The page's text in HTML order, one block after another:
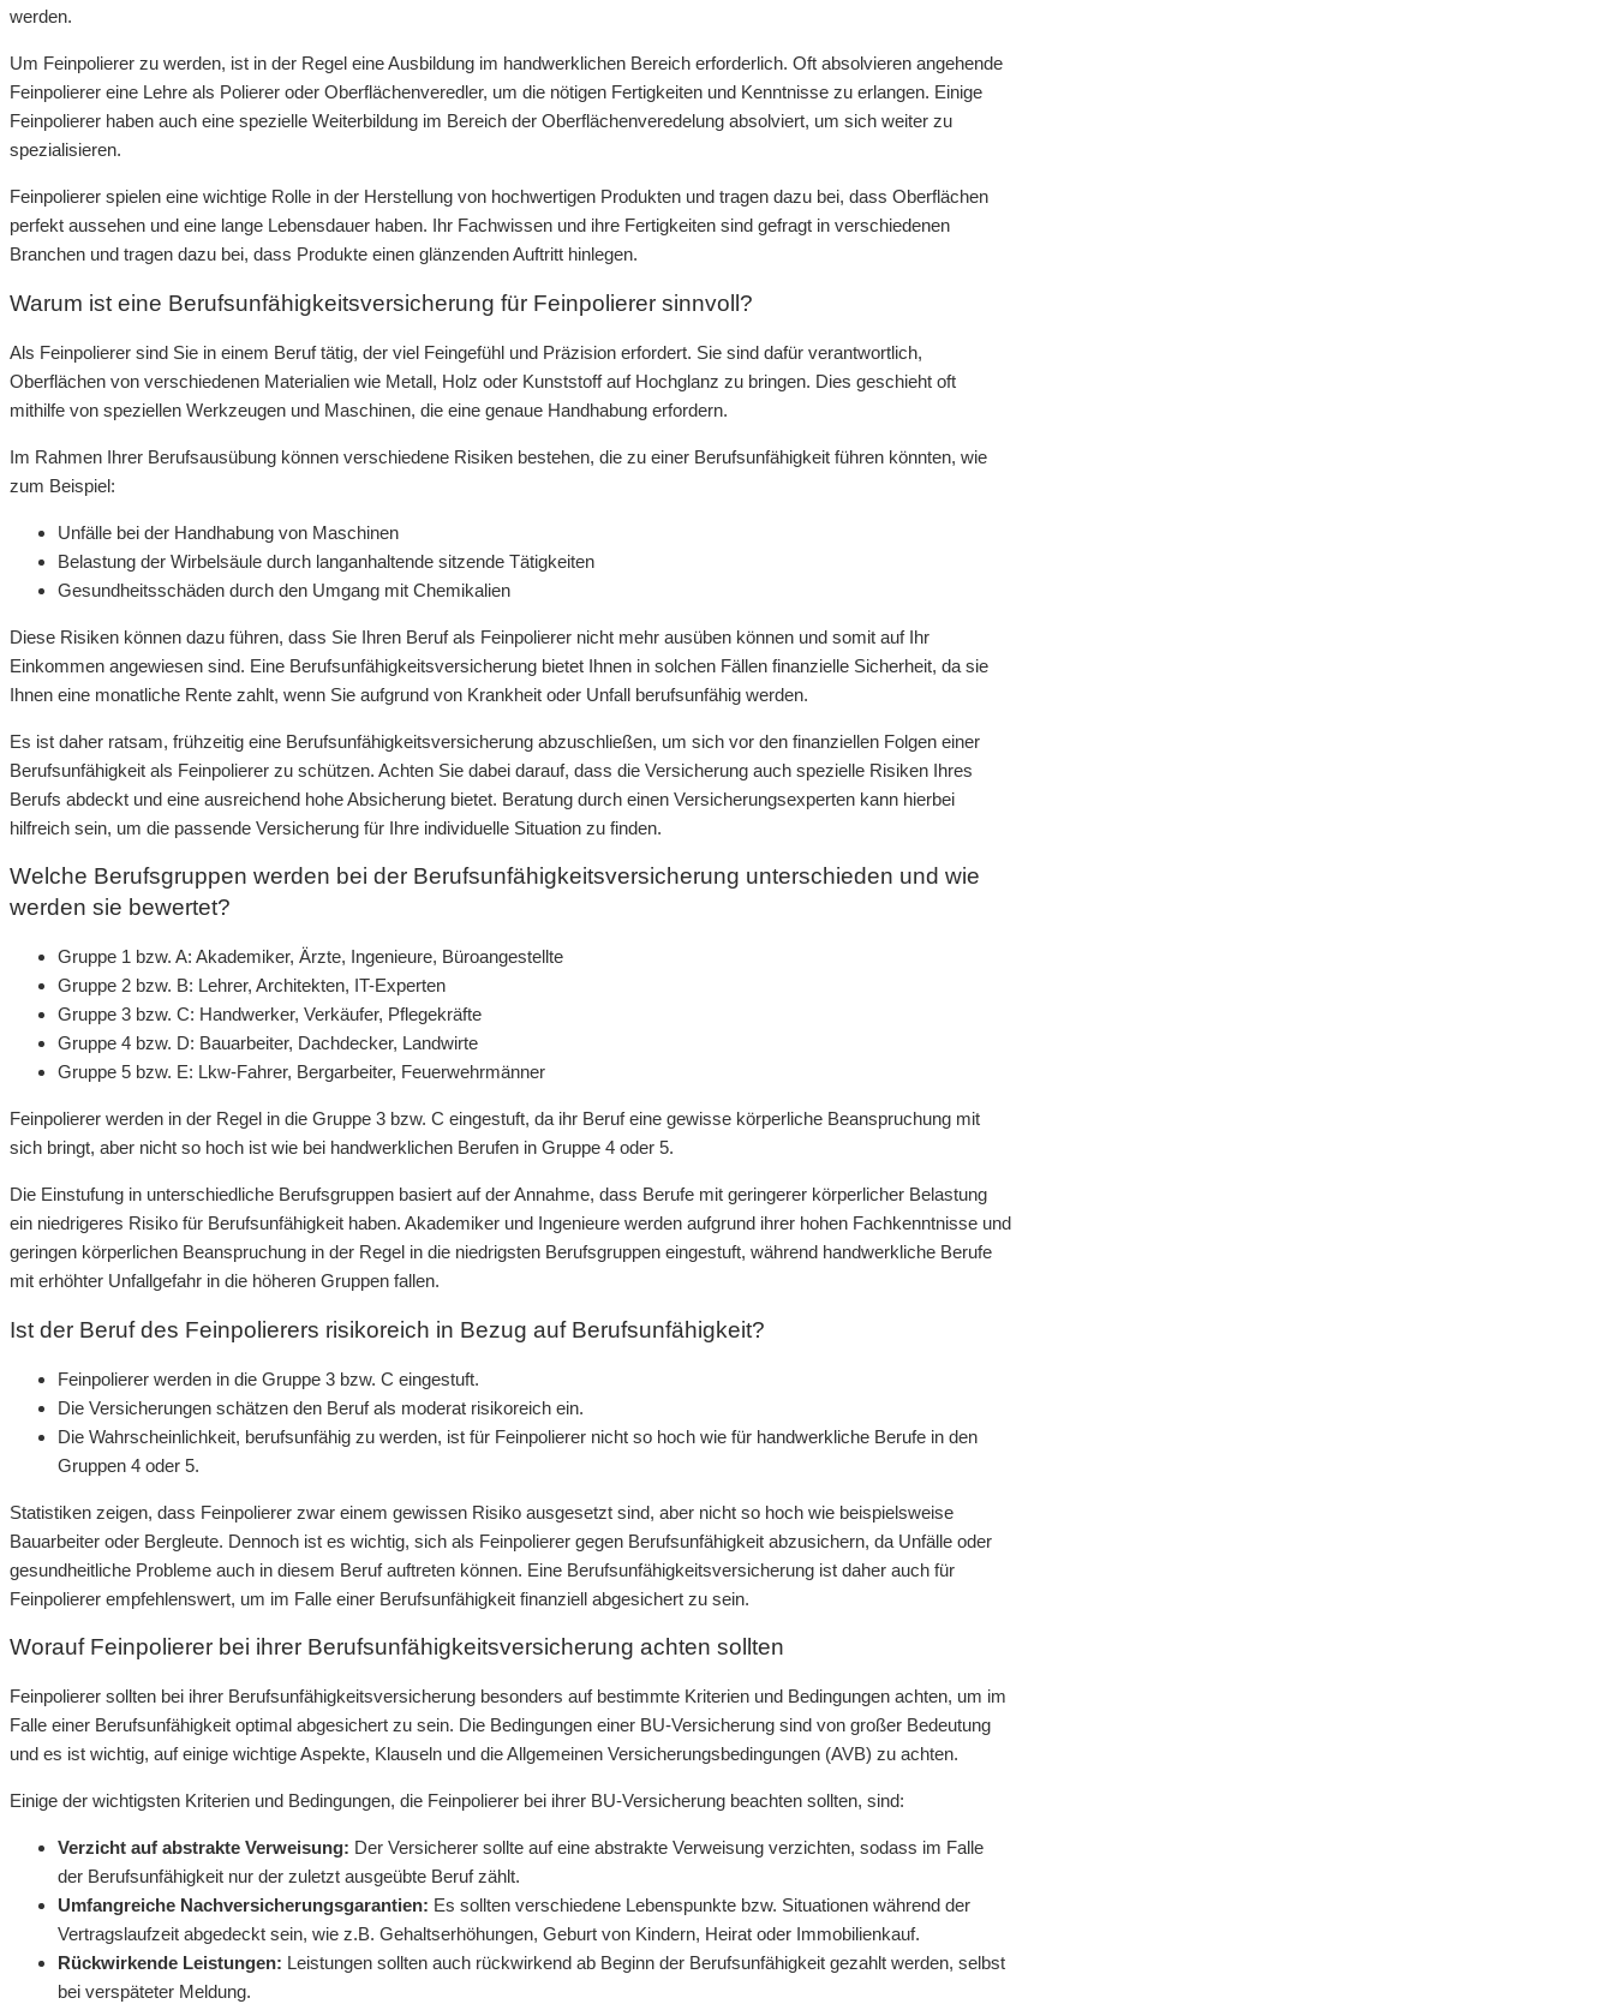
werden.
Um Feinpolierer zu werden, ist in der Regel eine Ausbildung im handwerklichen Bereich erforderlich. Oft absolvieren angehende
Feinpolierer eine Lehre als Polierer oder Oberflächenveredler, um die nötigen Fertigkeiten und Kenntnisse zu erlangen. Einige
Feinpolierer haben auch eine spezielle Weiterbildung im Bereich der Oberflächenveredelung absolviert, um sich weiter zu
spezialisieren.
Feinpolierer spielen eine wichtige Rolle in der Herstellung von hochwertigen Produkten und tragen dazu bei, dass Oberflächen
perfekt aussehen und eine lange Lebensdauer haben. Ihr Fachwissen und ihre Fertigkeiten sind gefragt in verschiedenen
Branchen und tragen dazu bei, dass Produkte einen glänzenden Auftritt hinlegen.
Warum ist eine Berufsunfähigkeitsversicherung für Feinpolierer sinnvoll?
Als Feinpolierer sind Sie in einem Beruf tätig, der viel Feingefühl und Präzision erfordert. Sie sind dafür verantwortlich,
Oberflächen von verschiedenen Materialien wie Metall, Holz oder Kunststoff auf Hochglanz zu bringen. Dies geschieht oft
mithilfe von speziellen Werkzeugen und Maschinen, die eine genaue Handhabung erfordern.
Im Rahmen Ihrer Berufsausübung können verschiedene Risiken bestehen, die zu einer Berufsunfähigkeit führen könnten, wie
zum Beispiel:
Unfälle bei der Handhabung von Maschinen
Belastung der Wirbelsäule durch langanhaltende sitzende Tätigkeiten
Gesundheitsschäden durch den Umgang mit Chemikalien
Diese Risiken können dazu führen, dass Sie Ihren Beruf als Feinpolierer nicht mehr ausüben können und somit auf Ihr
Einkommen angewiesen sind. Eine Berufsunfähigkeitsversicherung bietet Ihnen in solchen Fällen finanzielle Sicherheit, da sie
Ihnen eine monatliche Rente zahlt, wenn Sie aufgrund von Krankheit oder Unfall berufsunfähig werden.
Es ist daher ratsam, frühzeitig eine Berufsunfähigkeitsversicherung abzuschließen, um sich vor den finanziellen Folgen einer
Berufsunfähigkeit als Feinpolierer zu schützen. Achten Sie dabei darauf, dass die Versicherung auch spezielle Risiken Ihres
Berufs abdeckt und eine ausreichend hohe Absicherung bietet. Beratung durch einen Versicherungsexperten kann hierbei
hilfreich sein, um die passende Versicherung für Ihre individuelle Situation zu finden.
Welche Berufsgruppen werden bei der Berufsunfähigkeitsversicherung unterschieden und wie
werden sie bewertet?
Gruppe 1 bzw. A: Akademiker, Ärzte, Ingenieure, Büroangestellte
Gruppe 2 bzw. B: Lehrer, Architekten, IT-Experten
Gruppe 3 bzw. C: Handwerker, Verkäufer, Pflegekräfte
Gruppe 4 bzw. D: Bauarbeiter, Dachdecker, Landwirte
Gruppe 5 bzw. E: Lkw-Fahrer, Bergarbeiter, Feuerwehrmänner
Feinpolierer werden in der Regel in die Gruppe 3 bzw. C eingestuft, da ihr Beruf eine gewisse körperliche Beanspruchung mit
sich bringt, aber nicht so hoch ist wie bei handwerklichen Berufen in Gruppe 4 oder 5.
Die Einstufung in unterschiedliche Berufsgruppen basiert auf der Annahme, dass Berufe mit geringerer körperlicher Belastung
ein niedrigeres Risiko für Berufsunfähigkeit haben. Akademiker und Ingenieure werden aufgrund ihrer hohen Fachkenntnisse und
geringen körperlichen Beanspruchung in der Regel in die niedrigsten Berufsgruppen eingestuft, während handwerkliche Berufe
mit erhöhter Unfallgefahr in die höheren Gruppen fallen.
Ist der Beruf des Feinpolierers risikoreich in Bezug auf Berufsunfähigkeit?
Feinpolierer werden in die Gruppe 3 bzw. C eingestuft.
Die Versicherungen schätzen den Beruf als moderat risikoreich ein.
Die Wahrscheinlichkeit, berufsunfähig zu werden, ist für Feinpolierer nicht so hoch wie für handwerkliche Berufe in den
Gruppen 4 oder 5.
Statistiken zeigen, dass Feinpolierer zwar einem gewissen Risiko ausgesetzt sind, aber nicht so hoch wie beispielsweise
Bauarbeiter oder Bergleute. Dennoch ist es wichtig, sich als Feinpolierer gegen Berufsunfähigkeit abzusichern, da Unfälle oder
gesundheitliche Probleme auch in diesem Beruf auftreten können. Eine Berufsunfähigkeitsversicherung ist daher auch für
Feinpolierer empfehlenswert, um im Falle einer Berufsunfähigkeit finanziell abgesichert zu sein.
Worauf Feinpolierer bei ihrer Berufsunfähigkeitsversicherung achten sollten
Feinpolierer sollten bei ihrer Berufsunfähigkeitsversicherung besonders auf bestimmte Kriterien und Bedingungen achten, um im
Falle einer Berufsunfähigkeit optimal abgesichert zu sein. Die Bedingungen einer BU-Versicherung sind von großer Bedeutung
und es ist wichtig, auf einige wichtige Aspekte, Klauseln und die Allgemeinen Versicherungsbedingungen (AVB) zu achten.
Einige der wichtigsten Kriterien und Bedingungen, die Feinpolierer bei ihrer BU-Versicherung beachten sollten, sind:
Verzicht auf abstrakte Verweisung: Der Versicherer sollte auf eine abstrakte Verweisung verzichten, sodass im Falle
der Berufsunfähigkeit nur der zuletzt ausgeübte Beruf zählt.
Umfangreiche Nachversicherungsgarantien: Es sollten verschiedene Lebenspunkte bzw. Situationen während der
Vertragslaufzeit abgedeckt sein, wie z.B. Gehaltserhöhungen, Geburt von Kindern, Heirat oder Immobilienkauf.
Rückwirkende Leistungen: Leistungen sollten auch rückwirkend ab Beginn der Berufsunfähigkeit gezahlt werden, selbst
bei verspäteter Meldung.